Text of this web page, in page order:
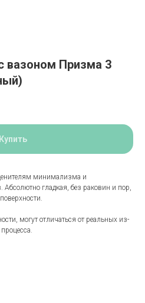
вазоном Призма 3
Купить
минимализма и
Абсолютно гладкая, без раковин и пор,
могут отличаться от реальных из-